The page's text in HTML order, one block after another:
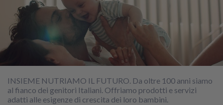
INSIEME NUTRIAMO IL FUTURO. Da oltre 100 anni siamo
al fianco dei genitori Italiani. Offriamo prodotti e servizi
adatti alle esigenze di crescita dei loro bambini.